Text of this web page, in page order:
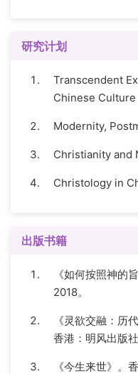
研究计划
Transcendent
Chinese Culture
Modernity,
Christianity and
Christology in
出版书籍
《如何按照神的
2018。
《灵欲交融：历
香港：明风出版社
《今生来世》。